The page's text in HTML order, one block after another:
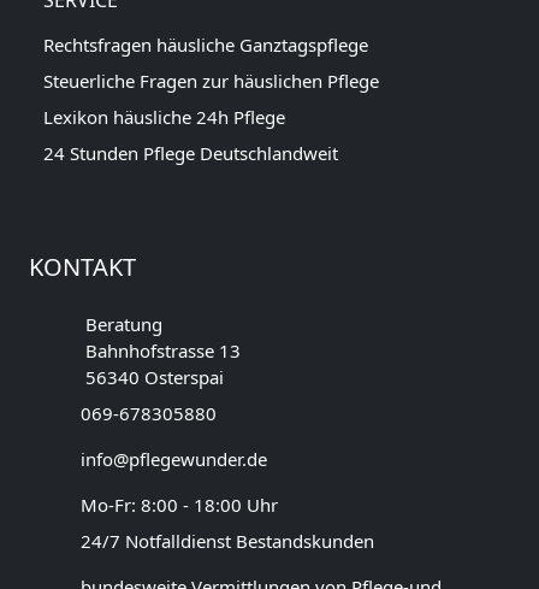
Rechtsfragen häusliche Ganztagspflege
Steuerliche Fragen zur häuslichen Pflege
Lexikon häusliche 24h Pflege
24 Stunden Pflege Deutschlandweit
KONTAKT
Beratung
Bahnhofstrasse 13
56340 Osterspai
069-678305880
info@pflegewunder.de
Mo-Fr: 8:00 - 18:00 Uhr
24/7 Notfalldienst Bestandskunden